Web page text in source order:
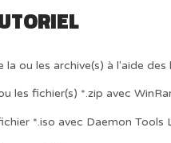
la ou les archive(s) à l'aide des
les fichier(s) *.zip avec
*.iso avec Daemon Tools